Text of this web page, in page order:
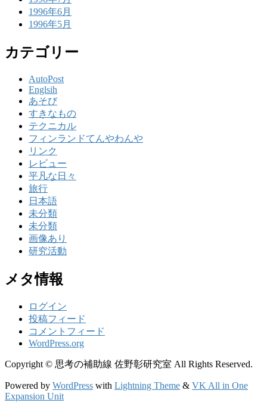
1996年6月
1996年5月
カテゴリー
AutoPost
Englsih
あそび
すきなもの
テクニカル
フィンランドてんやわんや
リンク
レビュー
平凡な日々
旅行
日本語
未分類
未分類
画像あり
研究活動
メタ情報
ログイン
投稿フィード
コメントフィード
WordPress.org
Copyright © 思考の補助線 佐野彰研究室 All Rights Reserved.
Powered by WordPress with Lightning Theme & VK All in One
Expansion Unit